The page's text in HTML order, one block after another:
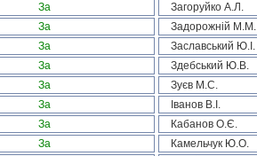
За Загоруйко А.Л.
За Задорожній М.М.
За Заславський Ю.І.
За Здебський Ю.В.
За Зуєв М.С.
За Іванов В.І.
За Кабанов О.Є.
За Камельчук Ю.О.